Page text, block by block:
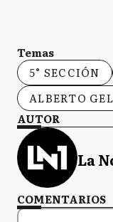
Temas
5° SECCIÓN
ALBERTO
AUTOR
La
COMENTARIOS